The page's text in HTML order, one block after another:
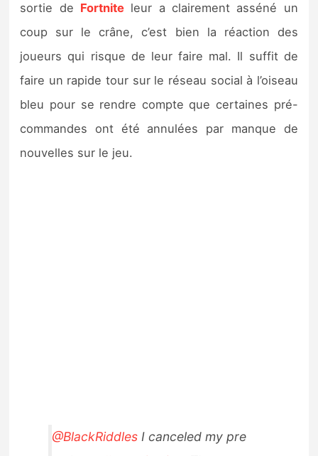
sortie de Fortniteleur a clairement asséné un
coup sur le crâne, c’est bien la réaction des
joueurs qui risque de leur faire mal. Il suffit de
faire un rapide tour sur le réseau social à l’oiseau
bleu pour se rendre compte que certaines pré-
commandes ont été annulées par manque de
nouvelles sur le jeu.
@BlackRiddles I canceled my pre